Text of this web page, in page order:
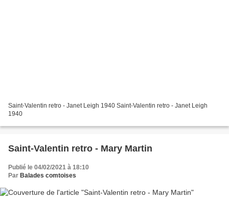
Saint-Valentin retro - Janet Leigh 1940 Saint-Valentin retro - Janet Leigh
1940
Saint-Valentin retro - Mary Martin
Publié le 04/02/2021 à 18:10
Par Balades comtoises